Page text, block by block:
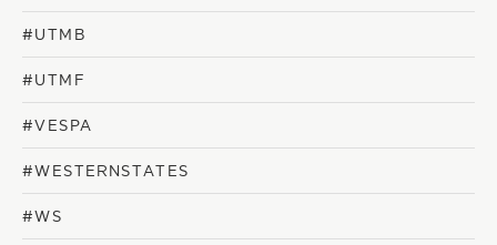
#UTMB
#UTMF
#VESPA
#WESTERNSTATES
#WS